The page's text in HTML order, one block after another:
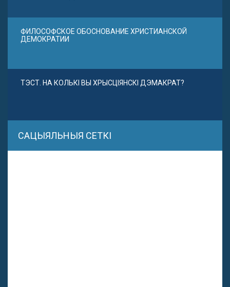
ФИЛОСОФСКОЕ ОБОСНОВАНИЕ ХРИСТИАНСКОЙ
ДЕМОКРАТИИ
ТЭСТ. НА КОЛЬКІ ВЫ ХРЫСЦІЯНСКІ ДЭМАКРАТ?
САЦЫЯЛЬНЫЯ СЕТКІ